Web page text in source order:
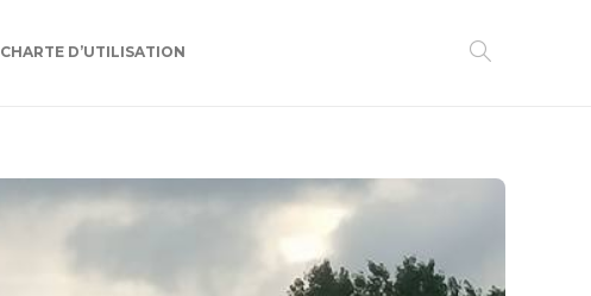
CHARTE D’UTILISATION